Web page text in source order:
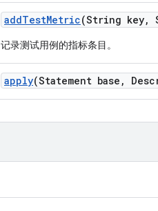
addTestMetric(String key,
记录测试用例的指标条目。
apply(Statement base ,